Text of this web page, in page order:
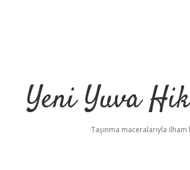
Yeni Yuva
Taşınma maceralarıyla ilham